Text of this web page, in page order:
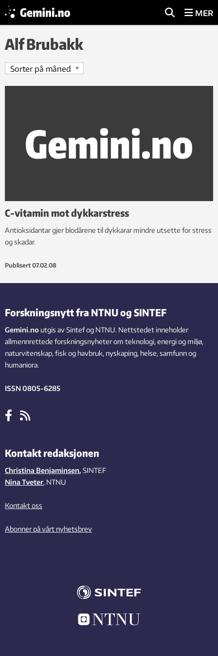
MER
Alf Brubakk
C-vitamin mot dykkarstress
Antioksidantar gjer blodårene til dykkarar mindre utsette for stress
og skadar.
Publisert 07.02.08
Forskningsnytt fra NTNU og SINTEF
Gemini.no utgis av Sintef og NTNU. Nettstedet inneholder
allmennrettede forskningsnyheter om teknologi, energi og miljø,
naturvitenskap, fisk og havbruk, nyskaping, helse, samfunn og
humaniora.
ISSN 0805-6285
Kontakt redaksjonen
Christina Benjaminsen, SINTEF
Nina Tveter, NTNU
Kontakt oss
Abonner på vårt nyhetsbrev